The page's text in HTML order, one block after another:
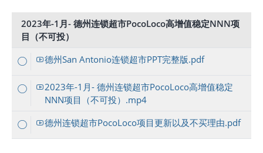
2023年-1月- 德州连锁超市PocoLoco高增值稳定NNN项
目（不可投）
德州San Antonio连锁超市PPT完整版.pdf
2023年-1月- 德州连锁超市PocoLoco高增值稳定
NNN项目（不可投）.mp4
德州连锁超市PocoLoco项目更新以及不买理由.pdf